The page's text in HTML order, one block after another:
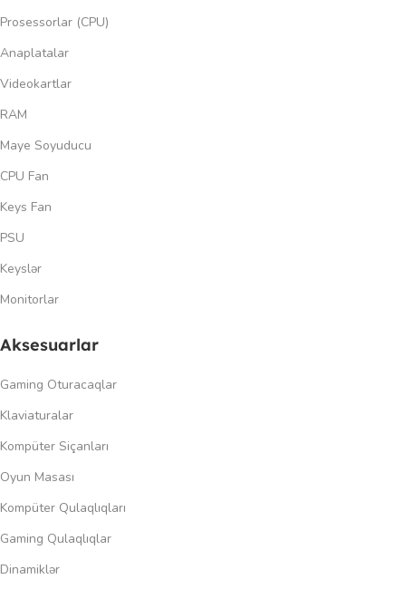
Prosessorlar (CPU)
Anaplatalar
Videokartlar
RAM
Maye Soyuducu
CPU Fan
Keys Fan
PSU
Keyslər
Monitorlar
Aksesuarlar
Gaming Oturacaqlar
Klaviaturalar
Kompüter Siçanları
Oyun Masası
Kompüter Qulaqlıqları
Gaming Qulaqlıqlar
Dinamiklər